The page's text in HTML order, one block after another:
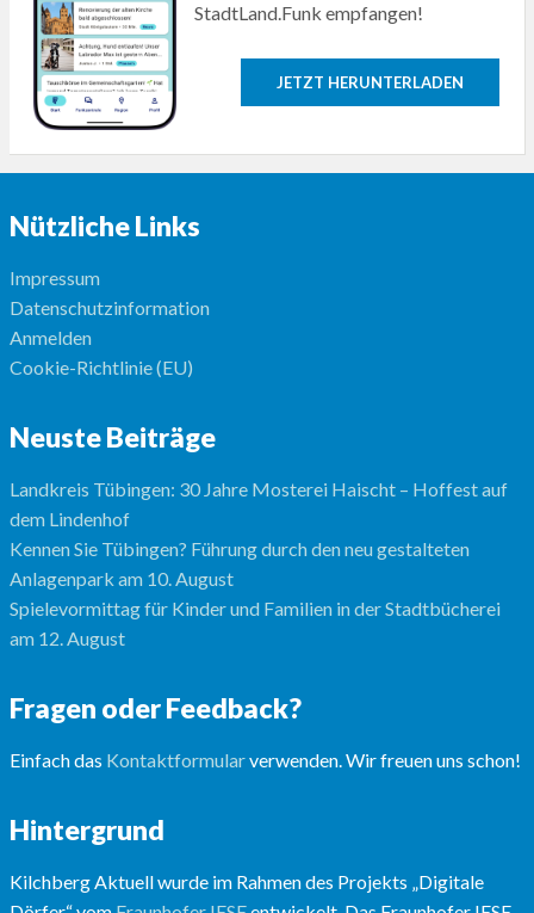
StadtLand.Funk empfangen!
JETZT HERUNTERLADEN
Nützliche Links
Impressum
Datenschutzinformation
Anmelden
Cookie-Richtlinie (EU)
Neuste Beiträge
Landkreis Tübingen: 30 Jahre Mosterei Haischt – Hoffest auf
dem Lindenhof
Kennen Sie Tübingen? Führung durch den neu gestalteten
Anlagenpark am 10. August
Spielevormittag für Kinder und Familien in der Stadtbücherei
am 12. August
Fragen oder Feedback?
Einfach das Kontaktformularverwenden. Wir freuen uns schon!
Hintergrund
Kilchberg Aktuell wurde im Rahmen des Projekts „Digitale